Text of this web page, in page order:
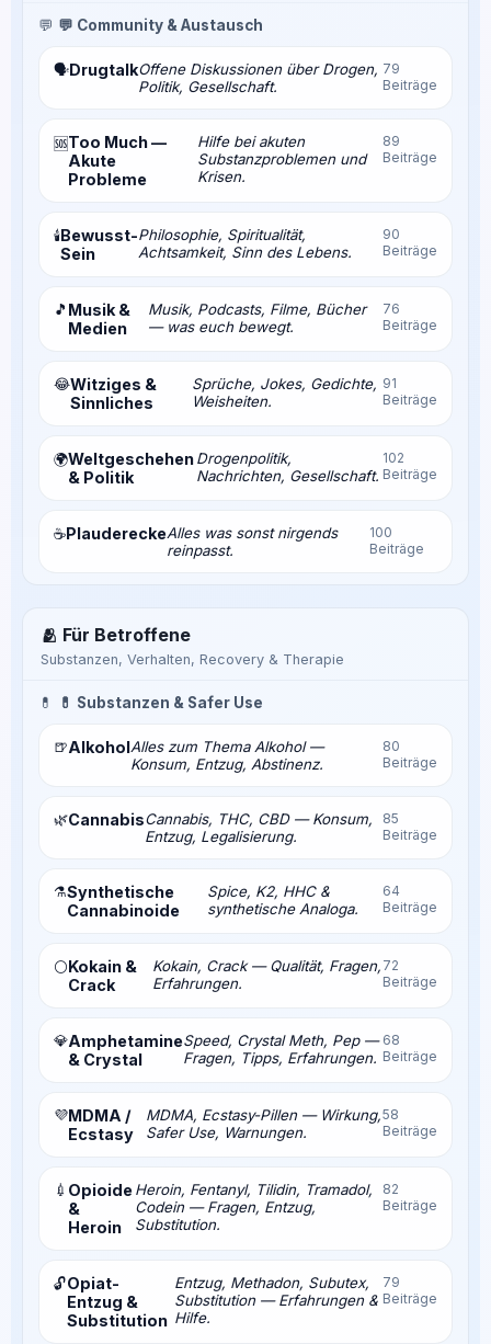
💬 💬 Community & Austausch
🗣️DrugtalkOffene Diskussionen über Drogen,
Politik, Gesellschaft.
79
Beiträge
🆘Too Much —
Akute
Probleme
Hilfe bei akuten
Substanzproblemen und
Krisen.
89
Beiträge
🕯️Bewusst-
Sein
Philosophie, Spiritualität,
Achtsamkeit, Sinn des Lebens.
90
Beiträge
🎵 Musik &
Medien
Musik, Podcasts, Filme, Bücher
— was euch bewegt.
76
Beiträge
😂Witziges &
Sinnliches
Sprüche, Jokes, Gedichte,
Weisheiten.
91
Beiträge
🌍Weltgeschehen
& Politik
Drogenpolitik,
Nachrichten, Gesellschaft.
102
Beiträge
☕PlaudereckeAlles was sonst nirgends
reinpasst.
100
Beiträge
🫂 Für Betroffene
Substanzen, Verhalten, Recovery & Therapie
💊 💊 Substanzen & Safer Use
🍺AlkoholAlles zum Thema Alkohol —
Konsum, Entzug, Abstinenz.
80
Beiträge
🌿CannabisCannabis, THC, CBD — Konsum,
Entzug, Legalisierung.
85
Beiträge
⚗️Synthetische
Cannabinoide
Spice, K2, HHC &
synthetische Analoga.
64
Beiträge
⚪Kokain &
Crack
Kokain, Crack — Qualität, Fragen,
Erfahrungen.
72
Beiträge
💎Amphetamine
& Crystal
Speed, Crystal Meth, Pep —
Fragen, Tipps, Erfahrungen.
68
Beiträge
💜MDMA /
Ecstasy
MDMA, Ecstasy-Pillen — Wirkung,
Safer Use, Warnungen.
58
Beiträge
💉 Opioide
&
Heroin
Heroin, Fentanyl, Tilidin, Tramadol,
Codein — Fragen, Entzug,
Substitution.
82
Beiträge
🔓Opiat-
Entzug &
Substitution
Entzug, Methadon, Subutex,
Substitution — Erfahrungen &
Hilfe.
79
Beiträge